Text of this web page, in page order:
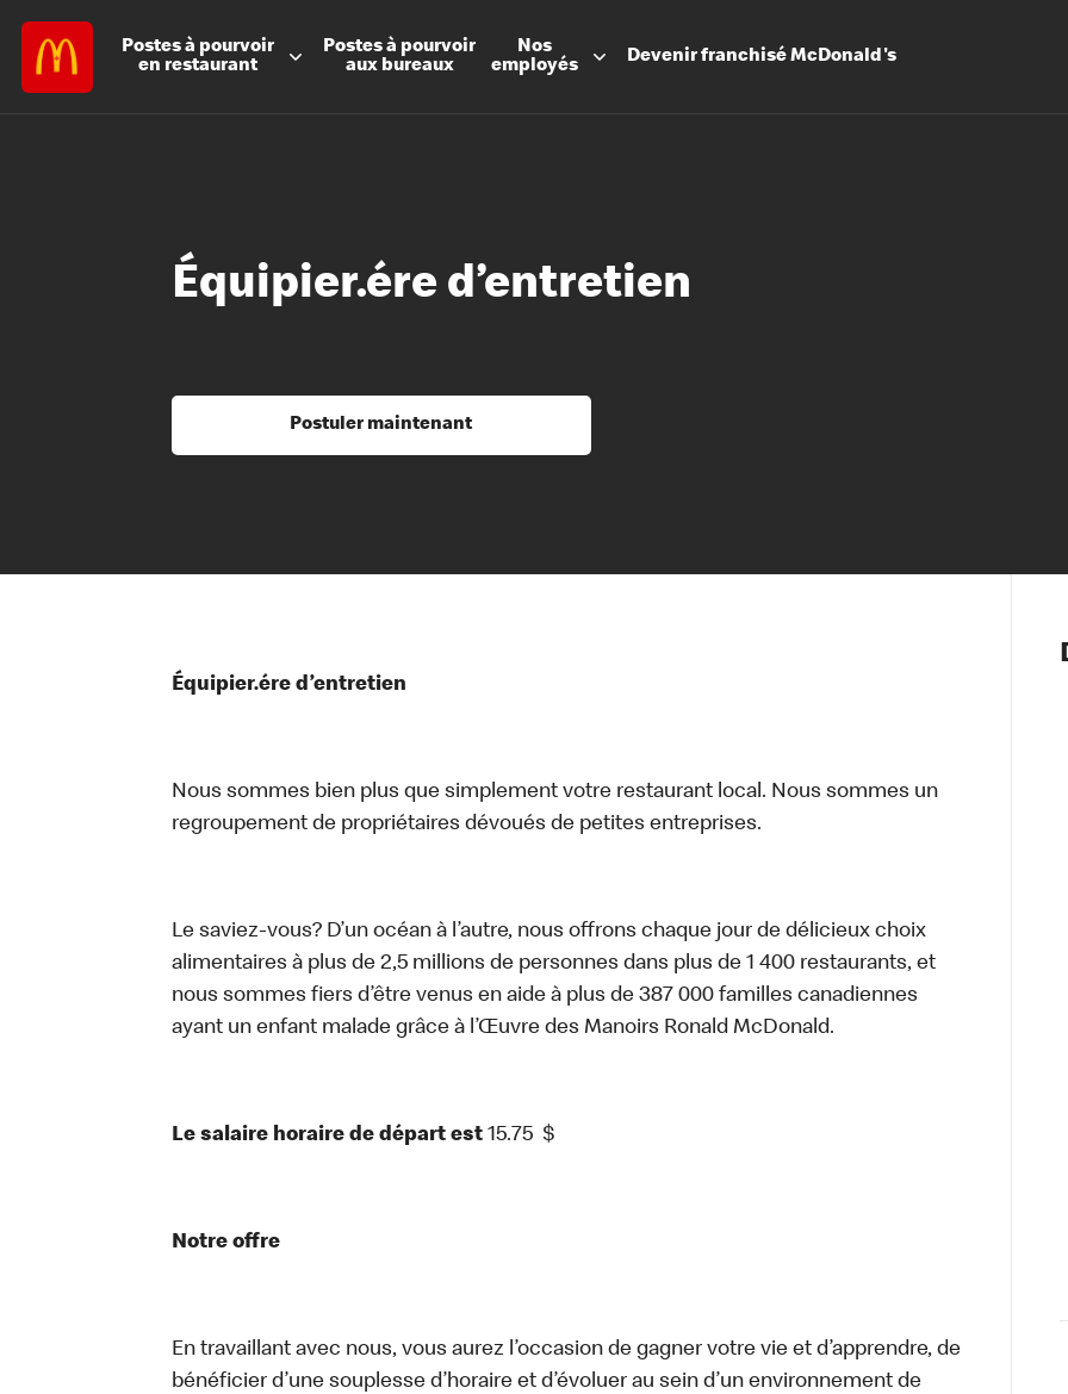
Postes à pourvoir
en restaurant
Postes à pourvoir
aux bureaux
Nos
employés
DevenirfranchiséMcDonald's
Les
Notre
Nos
Santé et
Équipier.ére d’entretien
Postuler maintenant
Équipier.ére d’entretien
Nous sommes bien plus que simplement votre restaurant local. Nous sommes un
regroupement de propriétaires dévoués de petites entreprises.
Le saviez-vous? D’un océan à l’autre, nous offrons chaque jour de délicieux choix
alimentaires à plus de 2,5 millions de personnes dans plus de 1 400 restaurants, et
nous sommes fiers d’être venus en aide à plus de 387 000 familles canadiennes
ayant un enfant malade grâce à l’Œuvre des Manoirs Ronald McDonald.
Le salaire horaire de départ est 15.75 $
Notre offre
En travaillant avec nous, vous aurez l’occasion de gagner votre vie et d’apprendre, de
bénéficier d’une souplesse d’horaire et d’évoluer au sein d’un environnement de